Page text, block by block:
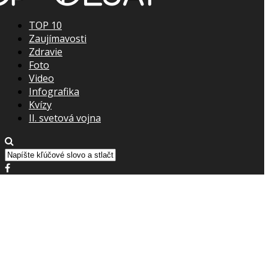
TOP 10
Zaujímavosti
Zdravie
Foto
Video
Infografika
Kvízy
II. svetová vojna